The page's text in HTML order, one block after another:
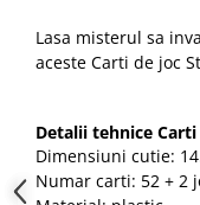
Lasa misterul sa
aceste Carti de joc
Detalii tehnice
Dimensiuni cutie:
Numar carti: 52 + 2